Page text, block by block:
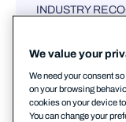
INDUSTRY
INDUSTRY
time in
Magic
We value your
We need your consent
on your browsing
cookies on your device
You can change your